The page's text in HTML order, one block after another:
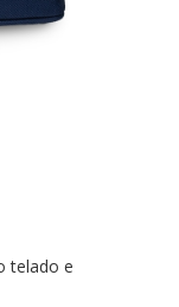
telado e